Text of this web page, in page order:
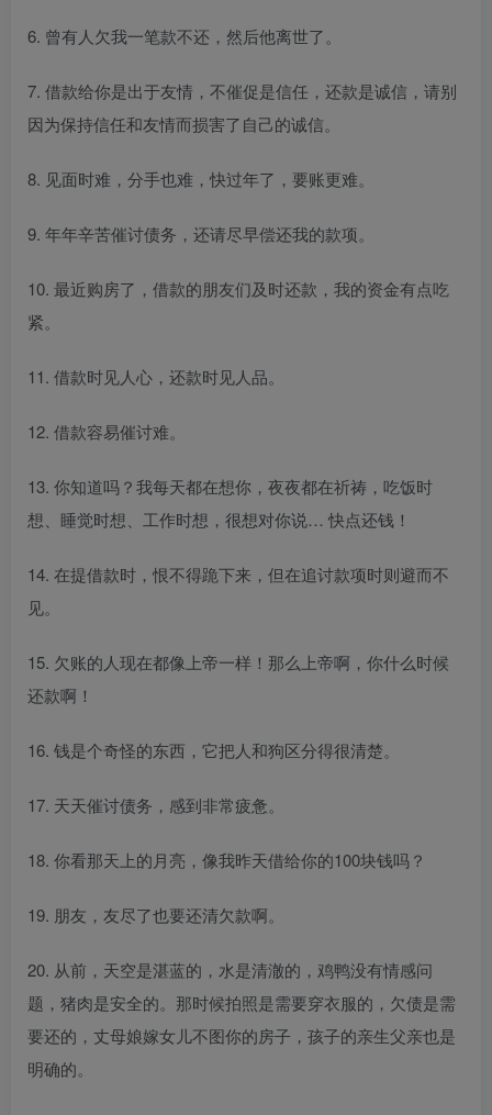
6. 曾有人欠我一笔款不还，然后他离世了。
7. 借款给你是出于友情，不催促是信任，还款是诚信，请别
因为保持信任和友情而损害了自己的诚信。
8. 见面时难，分手也难，快过年了，要账更难。
9. 年年辛苦催讨债务，还请尽早偿还我的款项。
10. 最近购房了，借款的朋友们及时还款，我的资金有点吃
紧。
11. 借款时见人心，还款时见人品。
12. 借款容易催讨难。
13. 你知道吗？我每天都在想你，夜夜都在祈祷，吃饭时
想、睡觉时想、工作时想，很想对你说… 快点还钱！
14. 在提借款时，恨不得跪下来，但在追讨款项时则避而不
见。
15. 欠账的人现在都像上帝一样！那么上帝啊，你什么时候
还款啊！
16. 钱是个奇怪的东西，它把人和狗区分得很清楚。
17. 天天催讨债务，感到非常疲惫。
18. 你看那天上的月亮，像我昨天借给你的100块钱吗？
19. 朋友，友尽了也要还清欠款啊。
20. 从前，天空是湛蓝的，水是清澈的，鸡鸭没有情感问
题，猪肉是安全的。那时候拍照是需要穿衣服的，欠债是需
要还的，丈母娘嫁女儿不图你的房子，孩子的亲生父亲也是
明确的。